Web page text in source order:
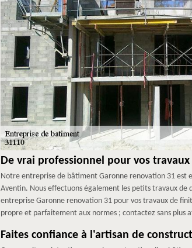
De vrai professionnel pour vos
Notre entreprise de bâtiment Garonne renovation 31 est
Aventin. Nous effectuons également les petits travaux
entreprise Garonne renovation 31 pour vos travaux de
propre et parfaitement aux normes ; contactez sans plus
Faites confiance à l'artisan de